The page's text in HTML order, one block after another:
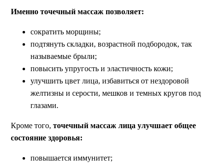
Именно точечный массаж позволяет:
сократить морщины;
подтянуть складки, возрастной подбородок, так
называемые брыли;
повысить упругость и эластичность кожи;
улучшить цвет лица, избавиться от нездоровой
желтизны и серости, мешков и темных кругов под
глазами.
Кроме того, точечный массаж лица улучшает общее
состояние здоровья:
повышается иммунитет;